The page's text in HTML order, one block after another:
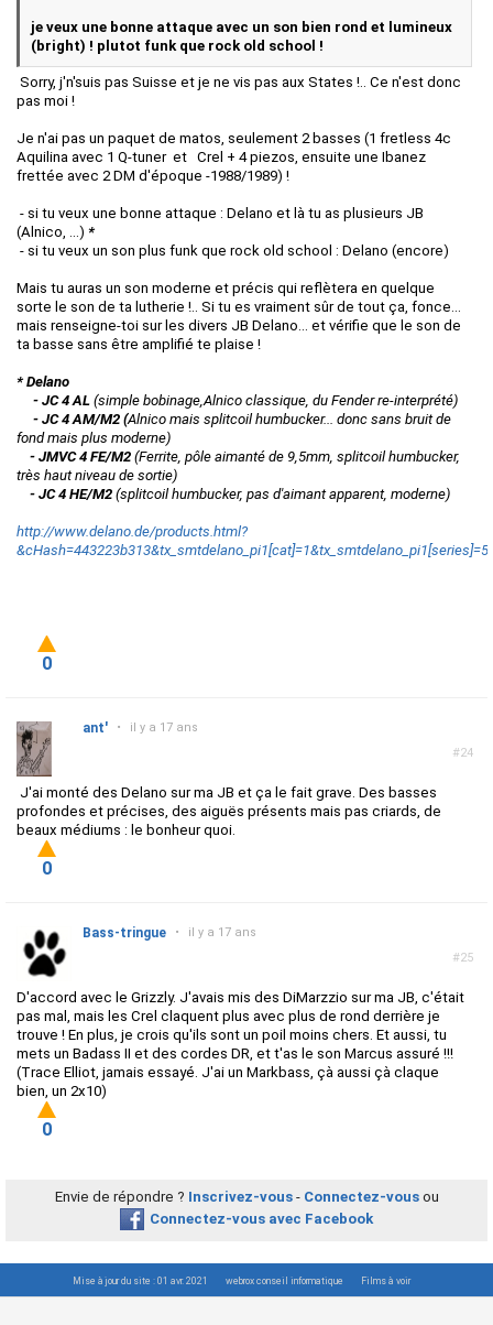
je veux une bonne attaque avec un son bien rond et lumineux
(bright) ! plutot funk que rock old school !
Sorry, j'n'suis pas Suisse et je ne vis pas aux States !.. Ce n'est donc
pas moi !
Je n'ai pas un paquet de matos, seulement 2 basses (1 fretless 4c
Aquilina avec 1 Q-tuner et Crel + 4 piezos, ensuite une Ibanez
frettée avec 2 DM d'époque -1988/1989) !
- si tu veux une bonne attaque : Delano et là tu as plusieurs JB
(Alnico, ...) *
- si tu veux un son plus funk que rock old school : Delano (encore)
Mais tu auras un son moderne et précis qui reflètera en quelque
sorte le son de ta lutherie !.. Si tu es vraiment sûr de tout ça, fonce...
mais renseigne-toi sur les divers JB Delano... et vérifie que le son de
ta basse sans être amplifié te plaise !
* Delano
- JC 4 AL (simple bobinage,Alnico classique, du Fender re-interprété)
- JC 4 AM/M2 (Alnico mais splitcoil humbucker... donc sans bruit de
fond mais plus moderne)
- JMVC 4 FE/M2 (Ferrite, pôle aimanté de 9,5mm, splitcoil humbucker,
très haut niveau de sortie)
- JC 4 HE/M2 (splitcoil humbucker, pas d'aimant apparent, moderne)
http://www.delano.de/products.html?
0
#24
ant' • il y a 17 ans
J'ai monté des Delano sur ma JB et ça le fait grave. Des basses
profondes et précises, des aiguës présents mais pas criards, de
beaux médiums : le bonheur quoi.
0
#25
Bass-tringue • il y a 17 ans
D'accord avec le Grizzly. J'avais mis des DiMarzzio sur ma JB, c'était
pas mal, mais les Crel claquent plus avec plus de rond derrière je
trouve ! En plus, je crois qu'ils sont un poil moins chers. Et aussi, tu
mets un Badass II et des cordes DR, et t'as le son Marcus assuré !!!
(Trace Elliot, jamais essayé. J'ai un Markbass, çà aussi çà claque
bien, un 2x10)
0
Envie de répondre ? Inscrivez-vous- Connectez-vousou
Connectez-vous avec Facebook
Mise à jour du site : 01 avr. 2021 webrox conseil informatique Films à voir